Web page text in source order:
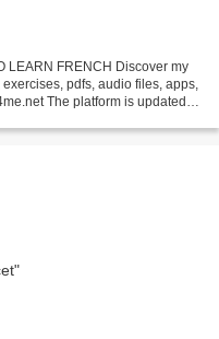
LEARN FRENCH Discover my
pdfs, audio files, apps,
The platform is updated